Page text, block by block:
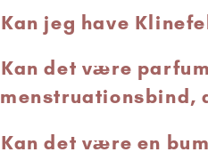
Kan jeg have
Kan det være
menstruationsbind,
Kan det være en